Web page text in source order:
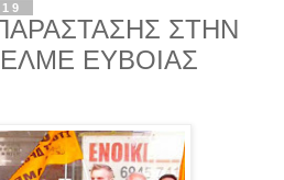
ΣΤΗΝ
ΕΥΒΟΙΑΣ